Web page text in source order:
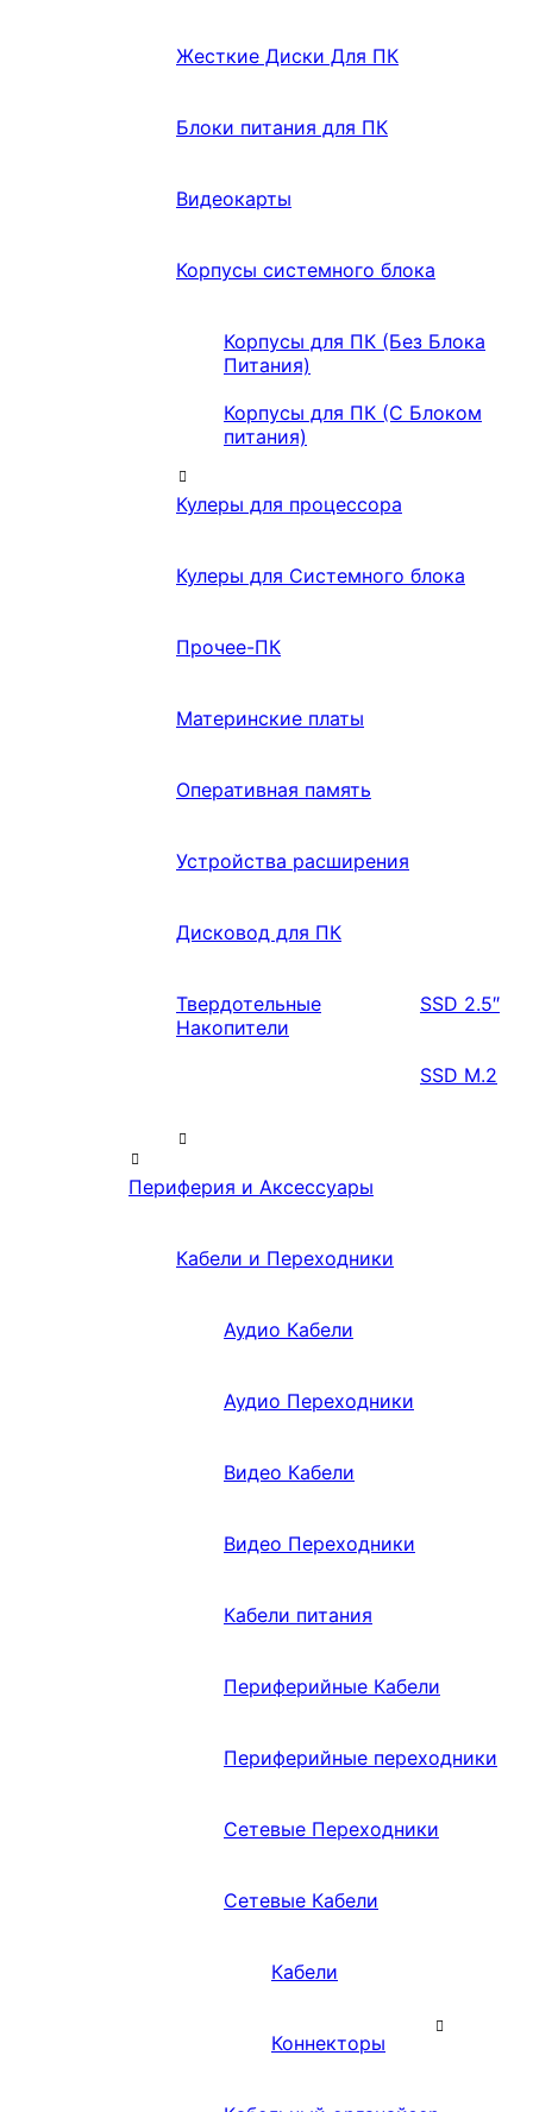
Жесткие Диски Для ПК
Блоки питания для ПК
Видеокарты
Корпусы системного блока
Корпусы для ПК (Без Блока
Питания)
Корпусы для ПК (С Блоком
питания)
Кулеры для процессора
Кулеры для Системного блока
Прочее-ПК
Материнские платы
Оперативная память
Устройства расширения
Дисковод для ПК
Твердотельные
Накопители
SSD 2.5″
SSD M.2
Периферия и Аксессуары
Кабели и Переходники
Аудио Кабели
Аудио Переходники
Видео Кабели
Видео Переходники
Кабели питания
Периферийные Кабели
Периферийные переходники
Сетевые Переходники
Сетевые Кабели
Кабели
Коннекторы